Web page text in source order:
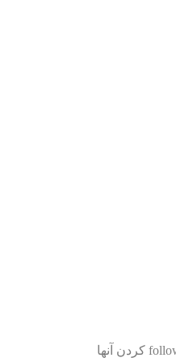
با رفتن به کانال های شبکه اجتماعی و follow کردن آنها